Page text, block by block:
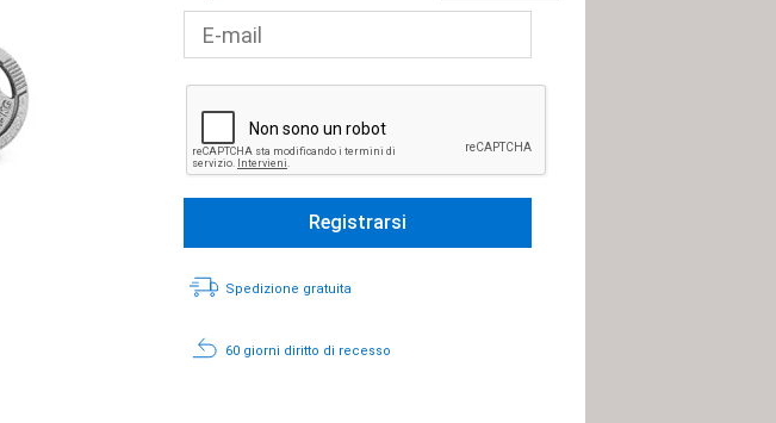
Spedizione gratuita
60 giorni diritto di recesso